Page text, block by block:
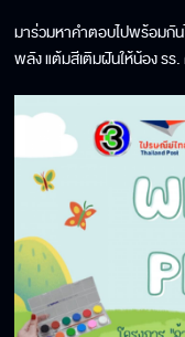
มาร่วมหาคำตอบไปพร้อมกัน
พลัง แต้มสีเติมฝันให้น้อง รร